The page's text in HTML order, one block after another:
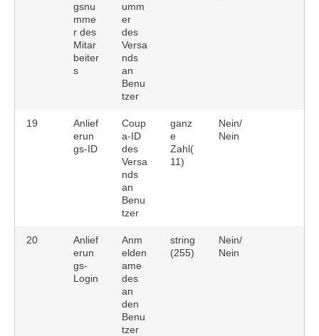
gsnu
mme
r des
Mitar
beiter
s
umm
er
des
Versa
nds
an
Benu
tzer
19
Anlief
erun
gs-ID
Coup
a-ID
des
Versa
nds
an
Benu
tzer
ganz
e
Zahl(
11)
Nein/
Nein
20
Anlief
erun
gs-
Login
Anm
elden
ame
des
an
den
Benu
tzer
string
(255)
Nein/
Nein